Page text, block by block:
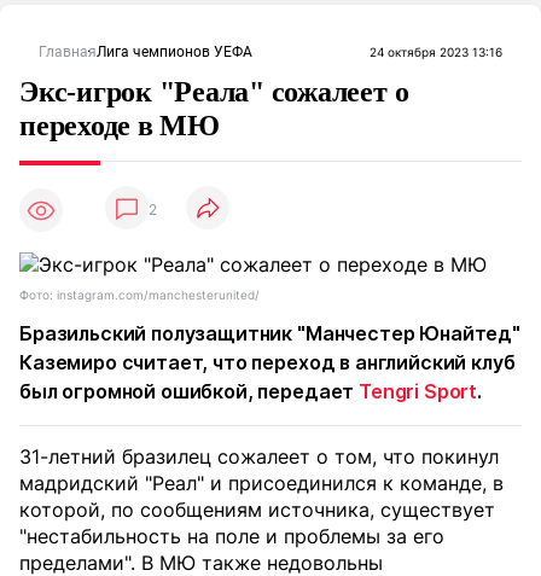
ГлавнаяЛига чемпионов УЕФА 24 октября 2023 13:16
Экс-игрок "Реала" сожалеет о
переходе в МЮ
2
Фото: instagram.com/manchesterunited/
Бразильский полузащитник "Манчестер Юнайтед"
Каземиро считает, что переход в английский клуб
был огромной ошибкой, передает Tengri Sport.
31-летний бразилец сожалеет о том, что покинул
мадридский "Реал" и присоединился к команде, в
которой, по сообщениям источника, существует
"нестабильность на поле и проблемы за его
пределами". В МЮ также недовольны